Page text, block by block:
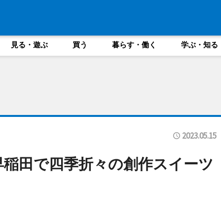
見る・遊ぶ 買う 暮らす・働く 学ぶ・知る
2023.05.15
田で四季折々の創作スイーツ